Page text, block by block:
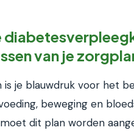
van je
is je blauwdruk voor het
beweging en
dit plan worden